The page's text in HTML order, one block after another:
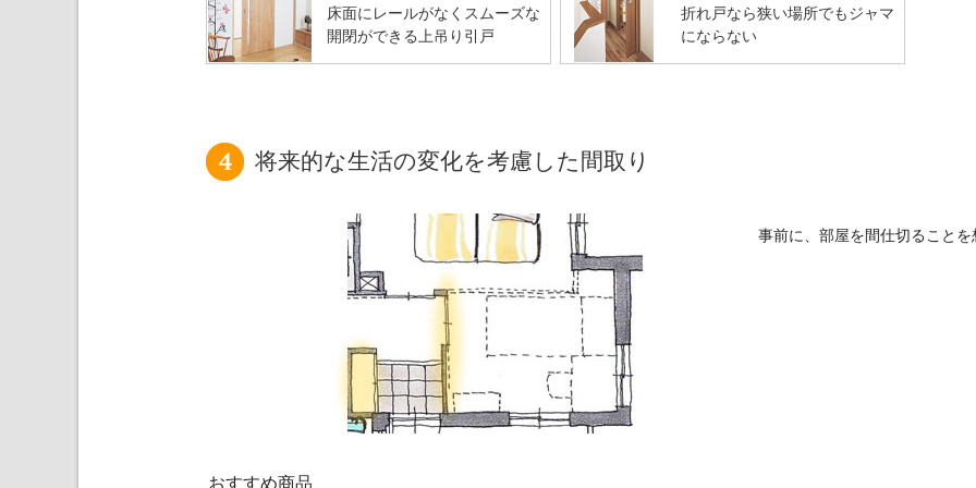
床面にレールがなくスムーズな
開閉ができる上吊り引戸
折れ戸なら狭い場所でもジャマ
にならない
将来的な生活の変化を考慮した間取り
事前に、部屋を間仕切ること
おすすめ商品